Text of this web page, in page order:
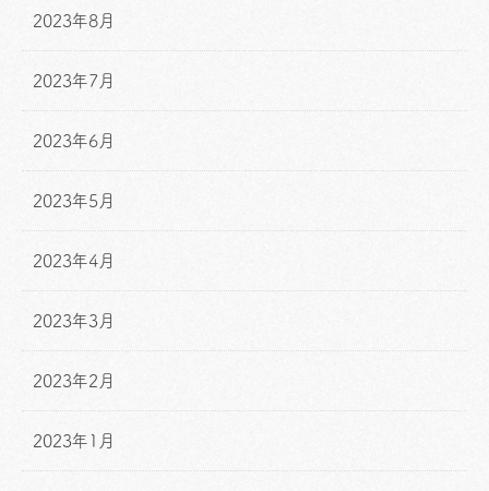
2023年8月
2023年7月
2023年6月
2023年5月
2023年4月
2023年3月
2023年2月
2023年1月